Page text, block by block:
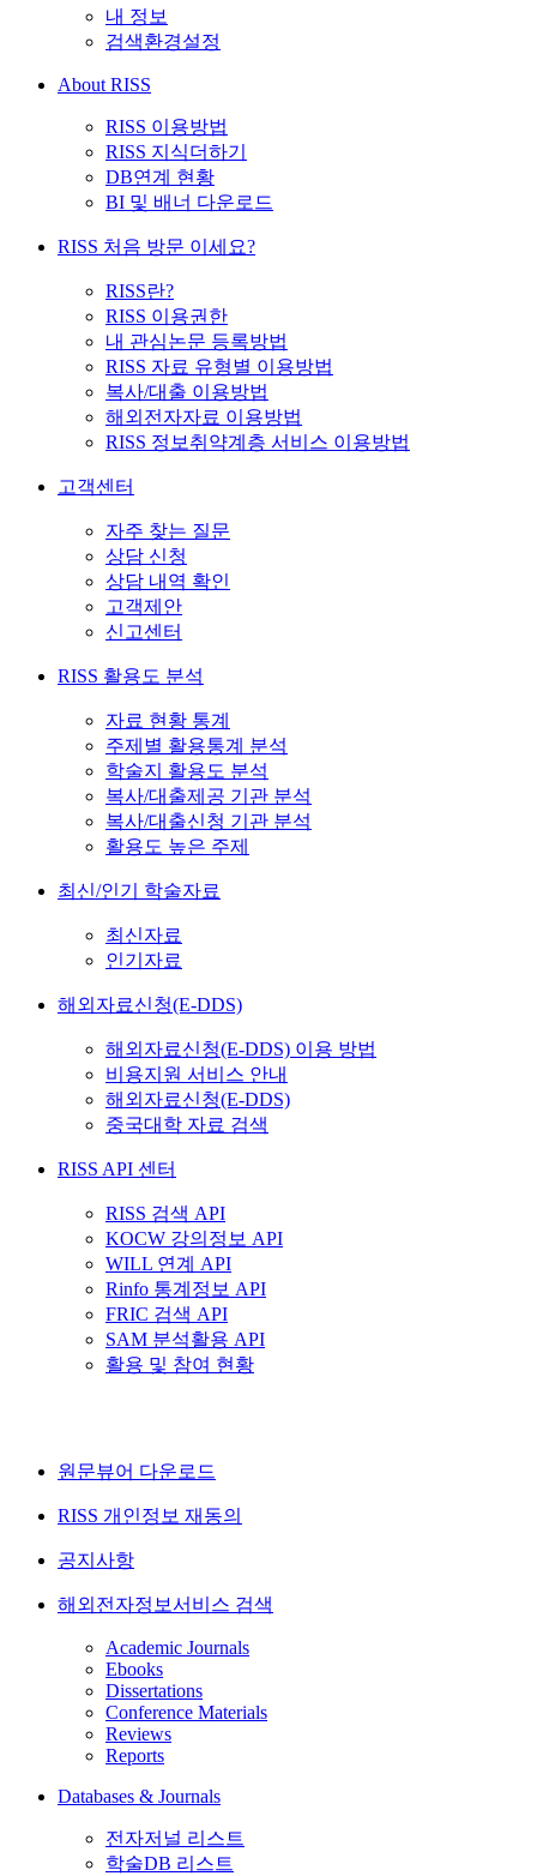
내 정보
검색환경설정
About RISS
RISS 이용방법
RISS 지식더하기
DB연계 현황
BI 및 배너 다운로드
RISS 처음 방문 이세요?
RISS란?
RISS 이용권한
내 관심논문 등록방법
RISS 자료 유형별 이용방법
복사/대출 이용방법
해외전자자료 이용방법
RISS 정보취약계층 서비스 이용방법
고객센터
자주 찾는 질문
상담 신청
상담 내역 확인
고객제안
신고센터
RISS 활용도 분석
자료 현황 통계
주제별 활용통계 분석
학술지 활용도 분석
복사/대출제공 기관 분석
복사/대출신청 기관 분석
활용도 높은 주제
최신/인기 학술자료
최신자료
인기자료
해외자료신청(E-DDS)
해외자료신청(E-DDS) 이용 방법
비용지원 서비스 안내
해외자료신청(E-DDS)
중국대학 자료 검색
RISS API 센터
RISS 검색 API
KOCW 강의정보 API
WILL 연계 API
Rinfo 통계정보 API
FRIC 검색 API
SAM 분석활용 API
활용 및 참여 현황
원문뷰어 다운로드
RISS 개인정보 재동의
공지사항
해외전자정보서비스 검색
Academic Journals
Ebooks
Dissertations
Conference Materials
Reviews
Reports
Databases & Journals
전자저널 리스트
학술DB 리스트